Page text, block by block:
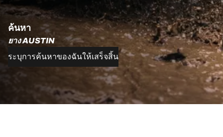
ค้นหา
ยาง AUSTIN
ระบุการค้นหาของฉันให้เสร็จสิ้น